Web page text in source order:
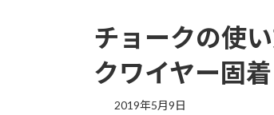
チョークの使
クワイヤー固着
2019年5月9日